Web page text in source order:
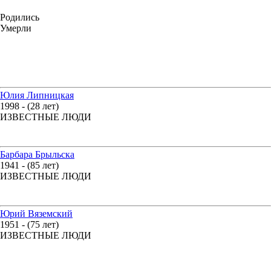
Родились
Умерли
Юлия Липницкая
1998 - (28 лет)
ИЗВЕСТНЫЕ ЛЮДИ
Барбара Брыльска
1941 - (85 лет)
ИЗВЕСТНЫЕ ЛЮДИ
Юрий Вяземский
1951 - (75 лет)
ИЗВЕСТНЫЕ ЛЮДИ